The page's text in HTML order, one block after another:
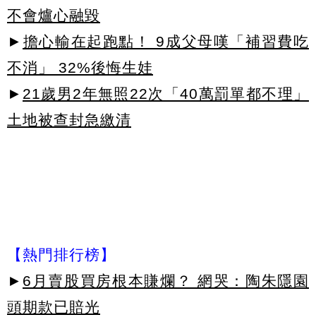
不會爐心融毀
► 擔心輸在起跑點！ 9成父母嘆「補習費吃
不消」 32%後悔生娃
► 21歲男2年無照22次「40萬罰單都不理」
土地被查封急繳清
【熱門排行榜】
► 6月賣股買房根本賺爛？ 網哭：陶朱隱園
頭期款已賠光